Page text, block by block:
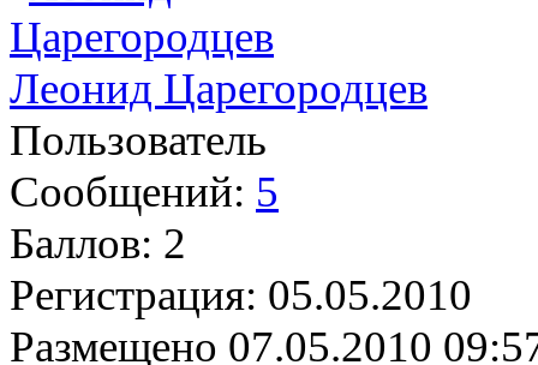
Леонид Царегородцев
Пользователь
Сообщений: 5
Баллов: 2
Регистрация: 05.05.2010
Размещено 07.05.2010